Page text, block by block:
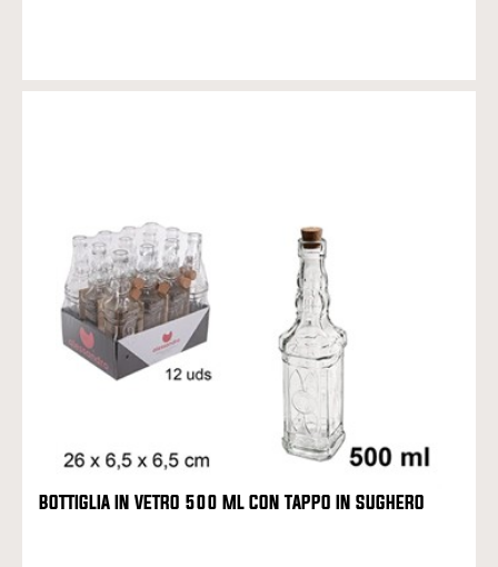
BOTTIGLIA IN VETRO 500 ML CON TAPPO IN SUGHERO